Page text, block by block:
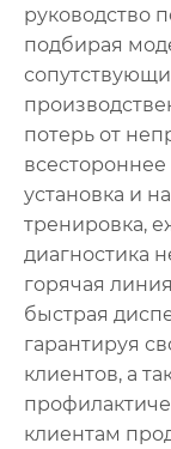
руководство
подбирая
потерь от
всестороннее
установка и
тренировка,
диагностика
горячая
быстрая
гарантируя
клиентов, а
клиентам